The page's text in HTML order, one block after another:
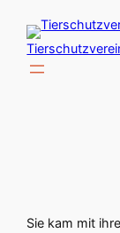
Inhalt
springen
Sie kam mit